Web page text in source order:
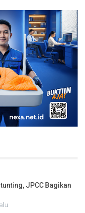
JPCC Bagikan